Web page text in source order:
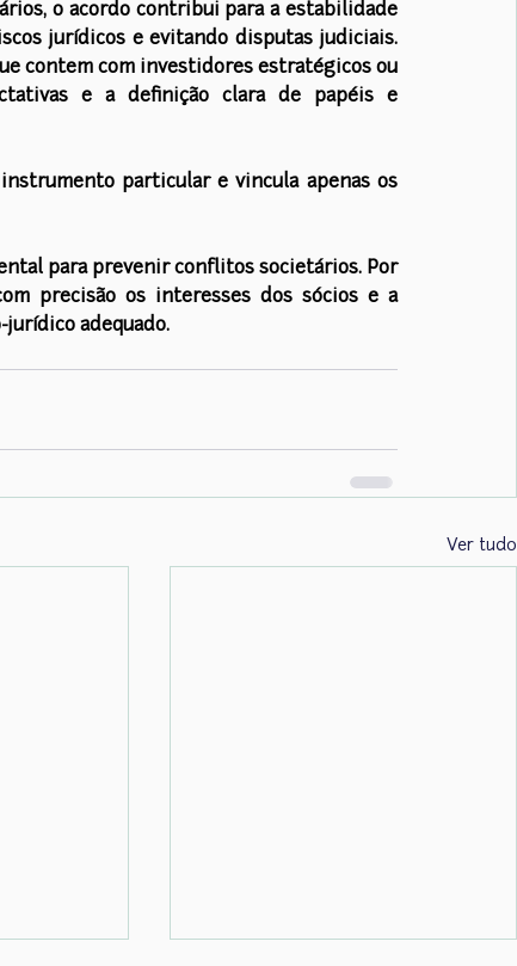
o acordo contribui para a estabilidade
jurídicos e evitando disputas judiciais.
contem com investidores estratégicos ou
e a definição clara de papéis e
particular e vincula apenas os
para prevenir conflitos societários. Por
precisão os interesses dos sócios e a
adequado.
Ver tudo